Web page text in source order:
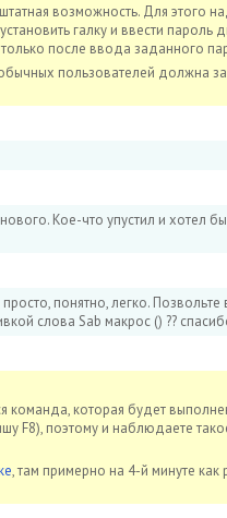
возможность. Для этого
установить галку и ввести пароль
после ввода заданного
пользователей должна
Кое-что упустил и хотел
понятно, легко.
слова Sab макрос () ??
которая будет
F8), поэтому и наблюдаете
, там примерно на 4-й минуте